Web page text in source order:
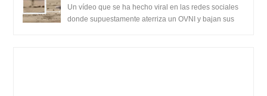
bajando de un OVNI en Arabia Saudita
Un vídeo que se ha hecho viral en las redes sociales
donde supuestamente aterriza un OVNI y bajan sus